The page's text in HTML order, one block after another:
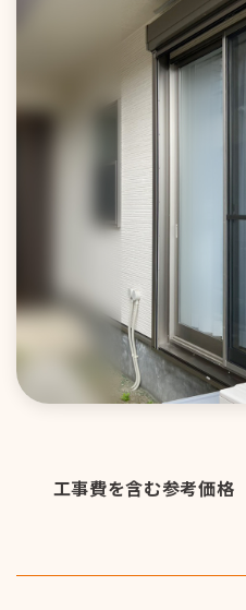
採用情報トップ
採用担当からのお知らせ
新卒募集要項
中途募集要項
パートタイム
関連サイト
お問い合わせ
工事費を含む参考価格